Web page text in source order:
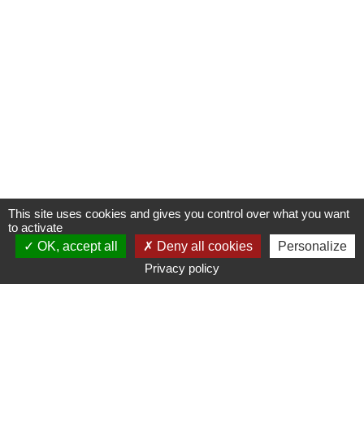
This site uses cookies and gives you control over what you want
to activate
OK, accept all
Deny all cookies
Personalize
Privacy policy